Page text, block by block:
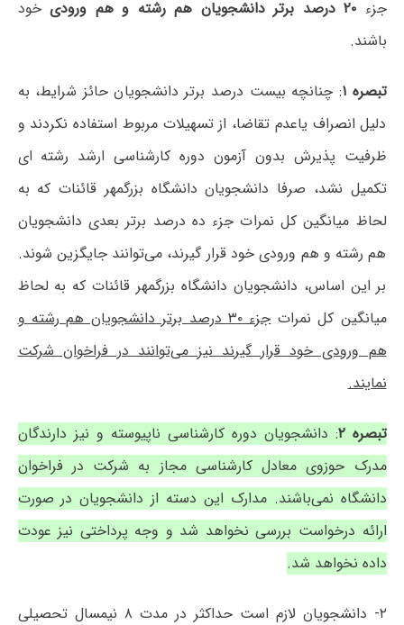
جزء ۲۰ درصد برتر دانشجویان هم رشته و هم ورودی
خود
باشند.
تبصره ۱ : چنانچه بیست درصد برتر دانشجویان حائز شرایط، به
دلیل انصراف یاعدم تقاضا، از تسهیلات مربوط استفاده نکردند و
ظرفیت پذیرش بدون آزمون دوره کارشناسی ارشد رشته ای
تکمیل نشد، صرفا دانشجویان دانشگاه بزرگمهر قائنات که به
لحاظ میانگین کل نمرات جزء ده درصد برتر بعدی دانشجویان
هم رشته و هم ورودی خود قرار گیرند، می‌توانند جایگزین شوند.
بر این اساس، دانشجویان دانشگاه بزرگمهر قائنات که به لحاظ
میانگین کل نمرات
جزء ۳۰ درصد برتر دانشجویان هم رشته و
هم ورودی خود قرار گیرند نیز می‌توانند در فراخوان شرکت
نمایند.
تبصره ۲ : دانشجویان دوره کارشناسی ناپیوسته و نیز دارندگان
مدرک حوزوی معادل کارشناسی مجاز به شرکت در فراخوان
دانشگاه نمی‌باشند. مدارک این دسته از دانشجویان در صورت
ارائه درخواست بررسی نخواهد شد و وجه پرداختی نیز عودت
داده نخواهد شد.
۲- دانشجویان لازم است حداکثر در مدت ۸ نیمسال تحصیلی